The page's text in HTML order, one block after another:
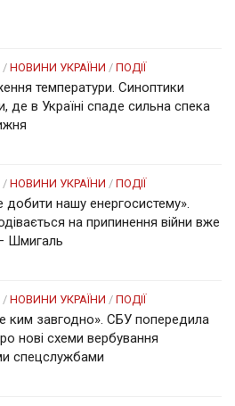
/ НОВИНИ УКРАЇНИ / ПОДІЇ
температури. Синоптики
де в Україні спаде сильна спека
/ НОВИНИ УКРАЇНИ / ПОДІЇ
добити нашу енергосистему».
на припинення війни вже
Шмигаль
/ НОВИНИ УКРАЇНИ / ПОДІЇ
ким завгодно». СБУ попередила
нові схеми вербування
спецслужбами